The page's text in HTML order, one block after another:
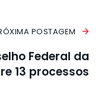
POSTAGEM
Federal da
13 processos